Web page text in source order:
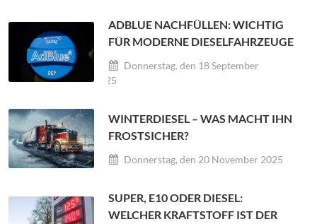
ADBLUE NACHFÜLLEN: WICHTIG
FÜR MODERNE DIESELFAHRZEUGE
Donnerstag, den 18 September
2025
WINTERDIESEL – WAS MACHT IHN
FROSTSICHER?
Donnerstag, den 20 November 2025
SUPER, E10 ODER DIESEL:
WELCHER KRAFTSTOFF IST DER